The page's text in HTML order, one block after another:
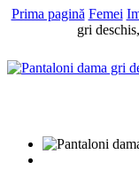
Prima pagină Femei
gri